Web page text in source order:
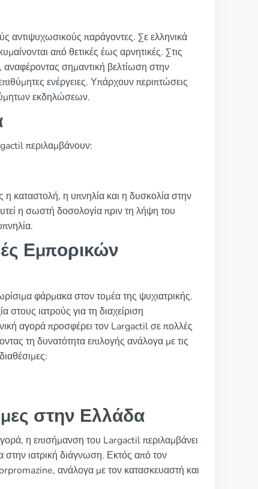
αντιψυχωσικούς παράγοντες. Σε ελληνικά
από θετικές έως αρνητικές. Στις
αναφέροντας σημαντική βελτίωση στην
ενέργειες. Υπάρχουν περιπτώσεις
εκδηλώσεων.
περιλαμβάνουν:
καταστολή, η υπνηλία και η δυσκολία στην
η σωστή δοσολογία πριν τη λήψη του
Εμπορικών
φάρμακα στον τομέα της ψυχιατρικής.
στους ιατρούς για τη διαχείριση
αγορά προσφέρει τον Largactil σε πολλές
τη δυνατότητα επιλογής ανάλογα με τις
στην Ελλάδα
η επισήμανση του Largactil περιλαμβάνει
στην ιατρική διάγνωση. Εκτός από τον
ανάλογα με τον κατασκευαστή και